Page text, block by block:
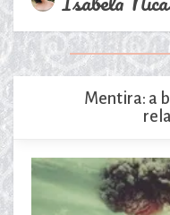
Mentira: a